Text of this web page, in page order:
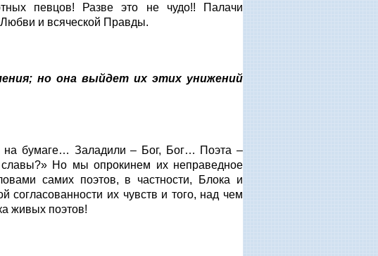
певцов! Разве это не чудо!! Палачи
Любви и всяческой Правды.
но она выйдет их этих унижений
бумаге… Заладили – Бог, Бог… Поэта –
Но мы опрокинем их неправедное
самих поэтов, в частности, Блока и
согласованности их чувств и того, над чем
живых поэтов!